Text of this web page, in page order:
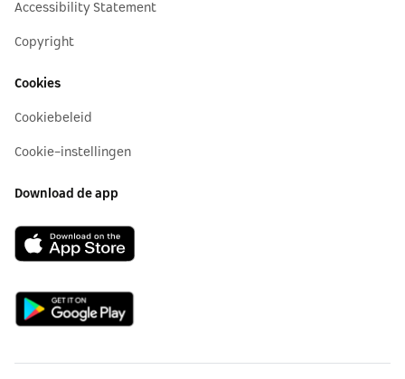
Accessibility Statement
Copyright
Cookies
Cookiebeleid
Cookie-instellingen
Download de app